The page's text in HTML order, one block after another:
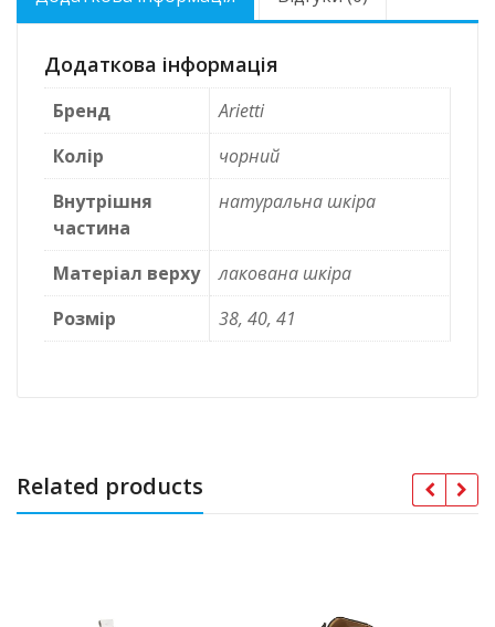
Додаткова інформація
Бренд
Arietti
Колір
чорний
Внутрішня
частина
натуральна шкіра
Матеріал верху
лакована шкіра
Розмір
38, 40, 41
Related products